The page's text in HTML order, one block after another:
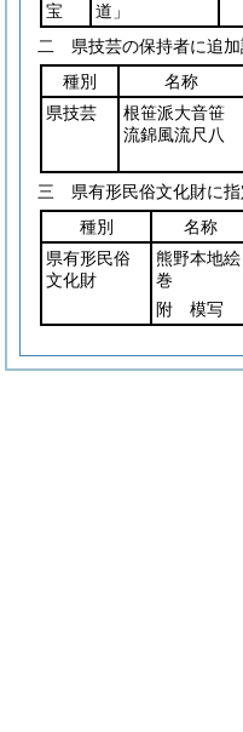
宝
道」
二 県技芸の保持者に追加
種別
名称
県技芸
根笹派大音笹
流錦風流尺八
三 県有形民俗文化財に指
種別
名称
県有形民俗
文化財
熊野本地絵
巻
附 模写